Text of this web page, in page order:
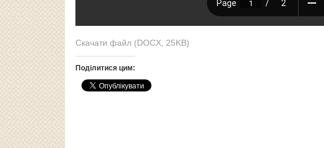
Скачати файл (DOCX, 25KB)
Поділитися цим: